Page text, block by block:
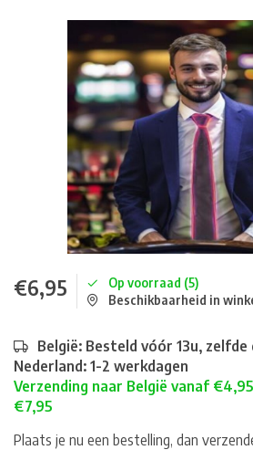
€6,95
Op voorraad (5)
Beschikbaarheid in
België: Besteld vóór 13u,
Nederland: 1-2 werkdagen
Verzending naar België vanaf
€7,95
Plaats je nu een bestelling, dan